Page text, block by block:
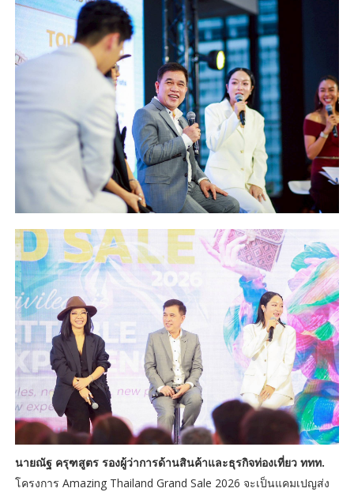
นายณัฐ ครุฑสูตร รองผู้ว่าการด้านสินค้าและธุรกิจท่องเที่ยว ททท.
โครงการ Amazing Thailand Grand Sale 2026 จะเป็นแคมเปญส่ง